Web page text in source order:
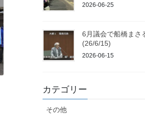
2026-06-25
6月議会で船橋まさ
(26/6/15)
2026-06-15
カテゴリー
その他